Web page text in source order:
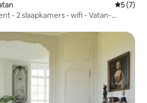
5 (7)
- 2 slaapkamers - wifi - Vatan-